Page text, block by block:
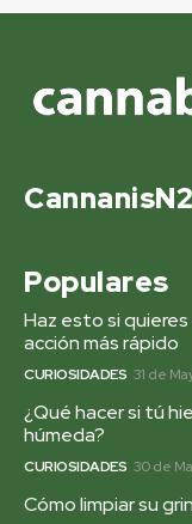
Populares
Haz esto si
acción más rápido
CURIOSIDADES 31 de
¿Qué hacer si tú
húmeda?
CURIOSIDADES 30 de
Cómo limpiar su